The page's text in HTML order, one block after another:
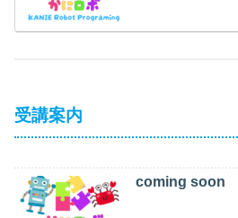
受講案内
coming soon